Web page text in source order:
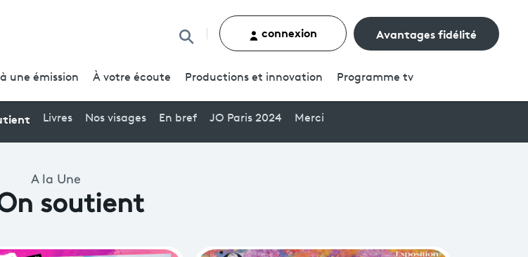
Rechercher un contenu connexion Avantages fidélité
une émission À votre écoute Productions et innovation Programme tv
Livres Nos visages En bref JO Paris 2024 Merci
A la Une
soutient